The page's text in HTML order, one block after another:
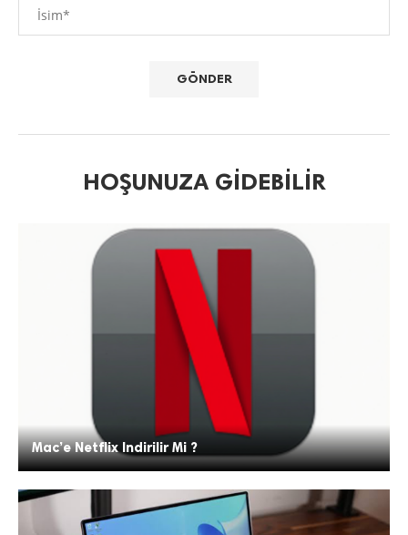
HOŞUNUZA GIDEBILIR
Mac’e Netflix Indirilir Mi ?